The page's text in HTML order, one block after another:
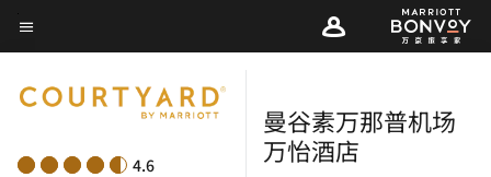
Skip
to
content
菜单文本
4.6
曼谷素万那普机场
万怡酒店